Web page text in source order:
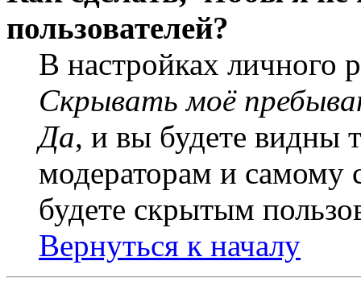
пользователей?
В настройках личного
Скрывать моё
Да, и вы будете видны
модераторам и самому
будете скрытым
Вернуться к началу